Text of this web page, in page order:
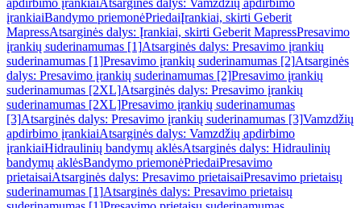
apdirbimo įrankiaiAtsarginės dalys: Vamzdžių apdirbimo
įrankiaiBandymo priemonėPriedaiĮrankiai, skirti Geberit
MapressAtsarginės dalys: Įrankiai, skirti Geberit MapressPresavimo
įrankių suderinamumas [1]Atsarginės dalys: Presavimo įrankių
suderinamumas [1]Presavimo įrankių suderinamumas [2]Atsarginės
dalys: Presavimo įrankių suderinamumas [2]Presavimo įrankių
suderinamumas [2XL]Atsarginės dalys: Presavimo įrankių
suderinamumas [2XL]Presavimo įrankių suderinamumas
[3]Atsarginės dalys: Presavimo įrankių suderinamumas [3]Vamzdžių
apdirbimo įrankiaiAtsarginės dalys: Vamzdžių apdirbimo
įrankiaiHidraulinių bandymų aklėsAtsarginės dalys: Hidraulinių
bandymų aklėsBandymo priemonėPriedaiPresavimo
prietaisaiAtsarginės dalys: Presavimo prietaisaiPresavimo prietaisų
suderinamumas [1]Atsarginės dalys: Presavimo prietaisų